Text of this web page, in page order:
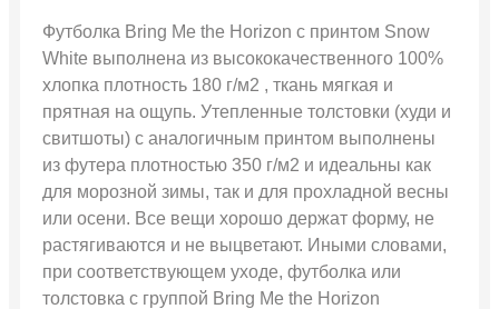
Футболка Bring Me the Horizon с принтом Snow
White выполнена из высококачественного 100%
хлопка плотность 180 г/м2 , ткань мягкая и
прятная на ощупь. Утепленные толстовки (худи и
свитшоты) с аналогичным принтом выполнены
из футера плотностью 350 г/м2 и идеальны как
для морозной зимы, так и для прохладной весны
или осени. Все вещи хорошо держат форму, не
растягиваются и не выцветают. Иными словами,
при соответствующем уходе, футболка или
толстовка с группой Bring Me the Horizon